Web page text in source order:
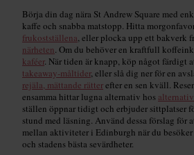
Börja din dag nära St Andrew Square med
kaffe och snabba matstopp. Hitta
frukostställena, eller plocka upp ett bakverk
närheten. Om du behöver en kraftfull
kaféer. När tiden är knapp, köp något färdigt
takeaway-måltider, eller slå dig ner för en
rejäla, mättande rätterefter en sen kväll.
ensamma hittar lugna alternativ hos
ställen öppnar tidigt och erbjuder sittplatser
stund med läsning. Använd dessa förslag för
mellan aktiviteter i Edinburgh när du
och stadens bästa sevärdheter.